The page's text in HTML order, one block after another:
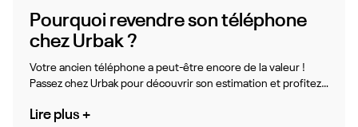
Pourquoi revendre son téléphone
chez Urbak ?
Votre ancien téléphone a peut-être encore de la valeur !
Passez chez Urbak pour découvrir son estimation et profitez
Lire plus +